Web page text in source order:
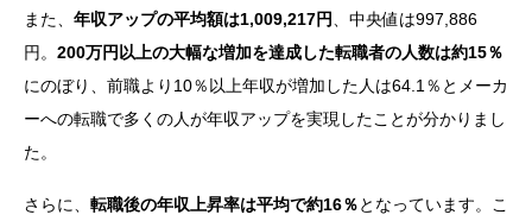
また、 年収アップの平均額は1,009,217円、中央値は997,886
円。 200万円以上の大幅な増加を達成した転職者の人数は約15％
にのぼり、前職より10％以上年収が増加した人は64.1％とメーカ
ーへの転職で多くの人が年収アップを実現したことが分かりまし
た。
さらに、 転職後の年収上昇率は平均で約16％となっています。こ